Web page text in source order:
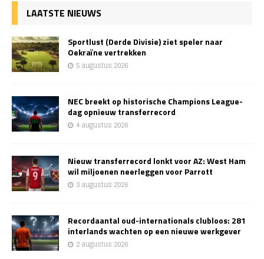
LAATSTE NIEUWS
Sportlust (Derde Divisie) ziet speler naar
Oekraïne vertrekken
5 augustus 2026
NEC breekt op historische Champions League-
dag opnieuw transferrecord
4 augustus 2026
Nieuw transferrecord lonkt voor AZ: West Ham
wil miljoenen neerleggen voor Parrott
3 augustus 2026
Recordaantal oud-internationals clubloos: 281
interlands wachten op een nieuwe werkgever
2 augustus 2026